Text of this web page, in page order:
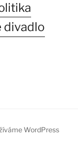
divadlo
WordPress